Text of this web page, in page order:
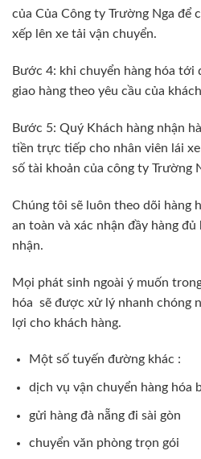
của Của Công ty Trường Nga để
xếp lên xe tải vận chuyển.
Bước 4: khi chuyển hàng hóa tới
giao hàng theo yêu cầu của
Bước 5: Quý Khách hàng nhận
tiền trực tiếp cho nhân viên lái
số tài khoản của công ty Trường
Chúng tôi sẽ luôn theo dõi hàng
an toàn và xác nhận đầy hàng
nhận.
Mọi phát sinh ngoài ý muốn
hóa sẽ được xử lý nhanh chóng
lợi cho khách hàng.
Một số tuyến đường khác :
dịch vụ vận chuyển hàng hóa
gửi hàng đà nẵng đi sài gòn
chuyển văn phòng trọn gói